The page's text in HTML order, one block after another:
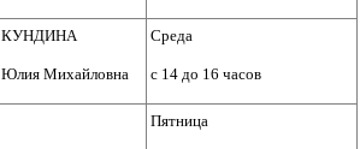
КУНДИНА
Юлия Михайловна
Среда
с 14 до 16 часов
Пятница